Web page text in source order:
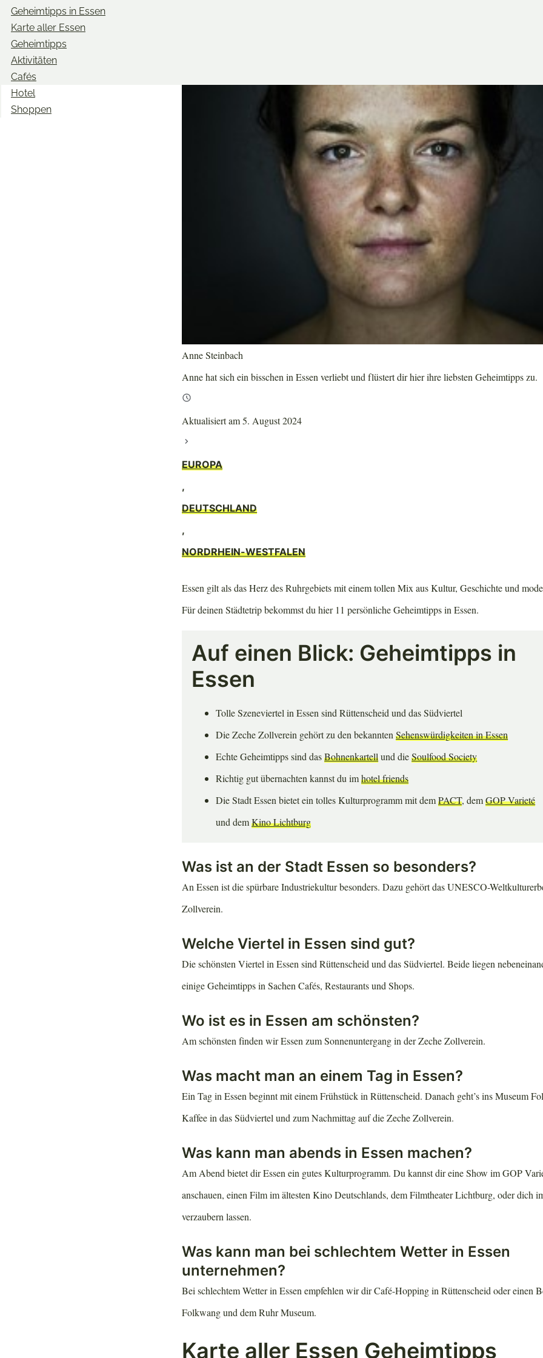
Geheimtipps in Essen
Karte aller Essen
Geheimtipps
Aktivitäten
Cafés
Hotel
Shoppen
Anne Steinbach
Anne hat sich ein bisschen in Essen verliebt und flüstert dir hier ihre liebsten Geheimtipps zu.
Aktualisiert am 5. August 2024
EUROPA
,
DEUTSCHLAND
,
NORDRHEIN-WESTFALEN
Essen gilt als das Herz des Ruhrgebiets mit einem tollen Mix aus Kultur, Geschichte und
Für deinen Städtetrip bekommst du hier 11 persönliche Geheimtipps in Essen.
Auf einen Blick: Geheimtipps in
Essen
Tolle Szeneviertel in Essen sind Rüttenscheid und das Südviertel
Die Zeche Zollverein gehört zu den bekanntenSehenswürdigkeiten in Essen
Echte Geheimtipps sind dasBohnenkartellund dieSoulfood Society
Richtig gut übernachten kannst du imhotel friends
Die Stadt Essen bietet ein tolles Kulturprogramm mit demPACT, demGOP Varieté
und demKino Lichtburg
Was ist an der Stadt Essen so besonders?
An Essen ist die spürbare Industriekultur besonders. Dazu gehört das UNESCO-
Zollverein.
Welche Viertel in Essen sind gut?
Die schönsten Viertel in Essen sind Rüttenscheid und das Südviertel. Beide liegen
einige Geheimtipps in Sachen Cafés, Restaurants und Shops.
Wo ist es in Essen am schönsten?
Am schönsten finden wir Essen zum Sonnenuntergang in der Zeche Zollverein.
Was macht man an einem Tag in Essen?
Ein Tag in Essen beginnt mit einem Frühstück in Rüttenscheid. Danach geht’s ins Museum
Kaffee in das Südviertel und zum Nachmittag auf die Zeche Zollverein.
Was kann man abends in Essen machen?
Am Abend bietet dir Essen ein gutes Kulturprogramm. Du kannst dir eine Show im GOP
anschauen, einen Film im ältesten Kino Deutschlands, dem Filmtheater Lichtburg, oder dich
verzaubern lassen.
Was kann man bei schlechtem Wetter in Essen
unternehmen?
Bei schlechtem Wetter in Essen empfehlen wir dir Café-Hopping in Rüttenscheid oder einen
Folkwang und dem Ruhr Museum.
Karte aller Essen Geheimtipps